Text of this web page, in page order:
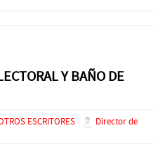
Y BAÑO DE
ESCRITORES
Director de